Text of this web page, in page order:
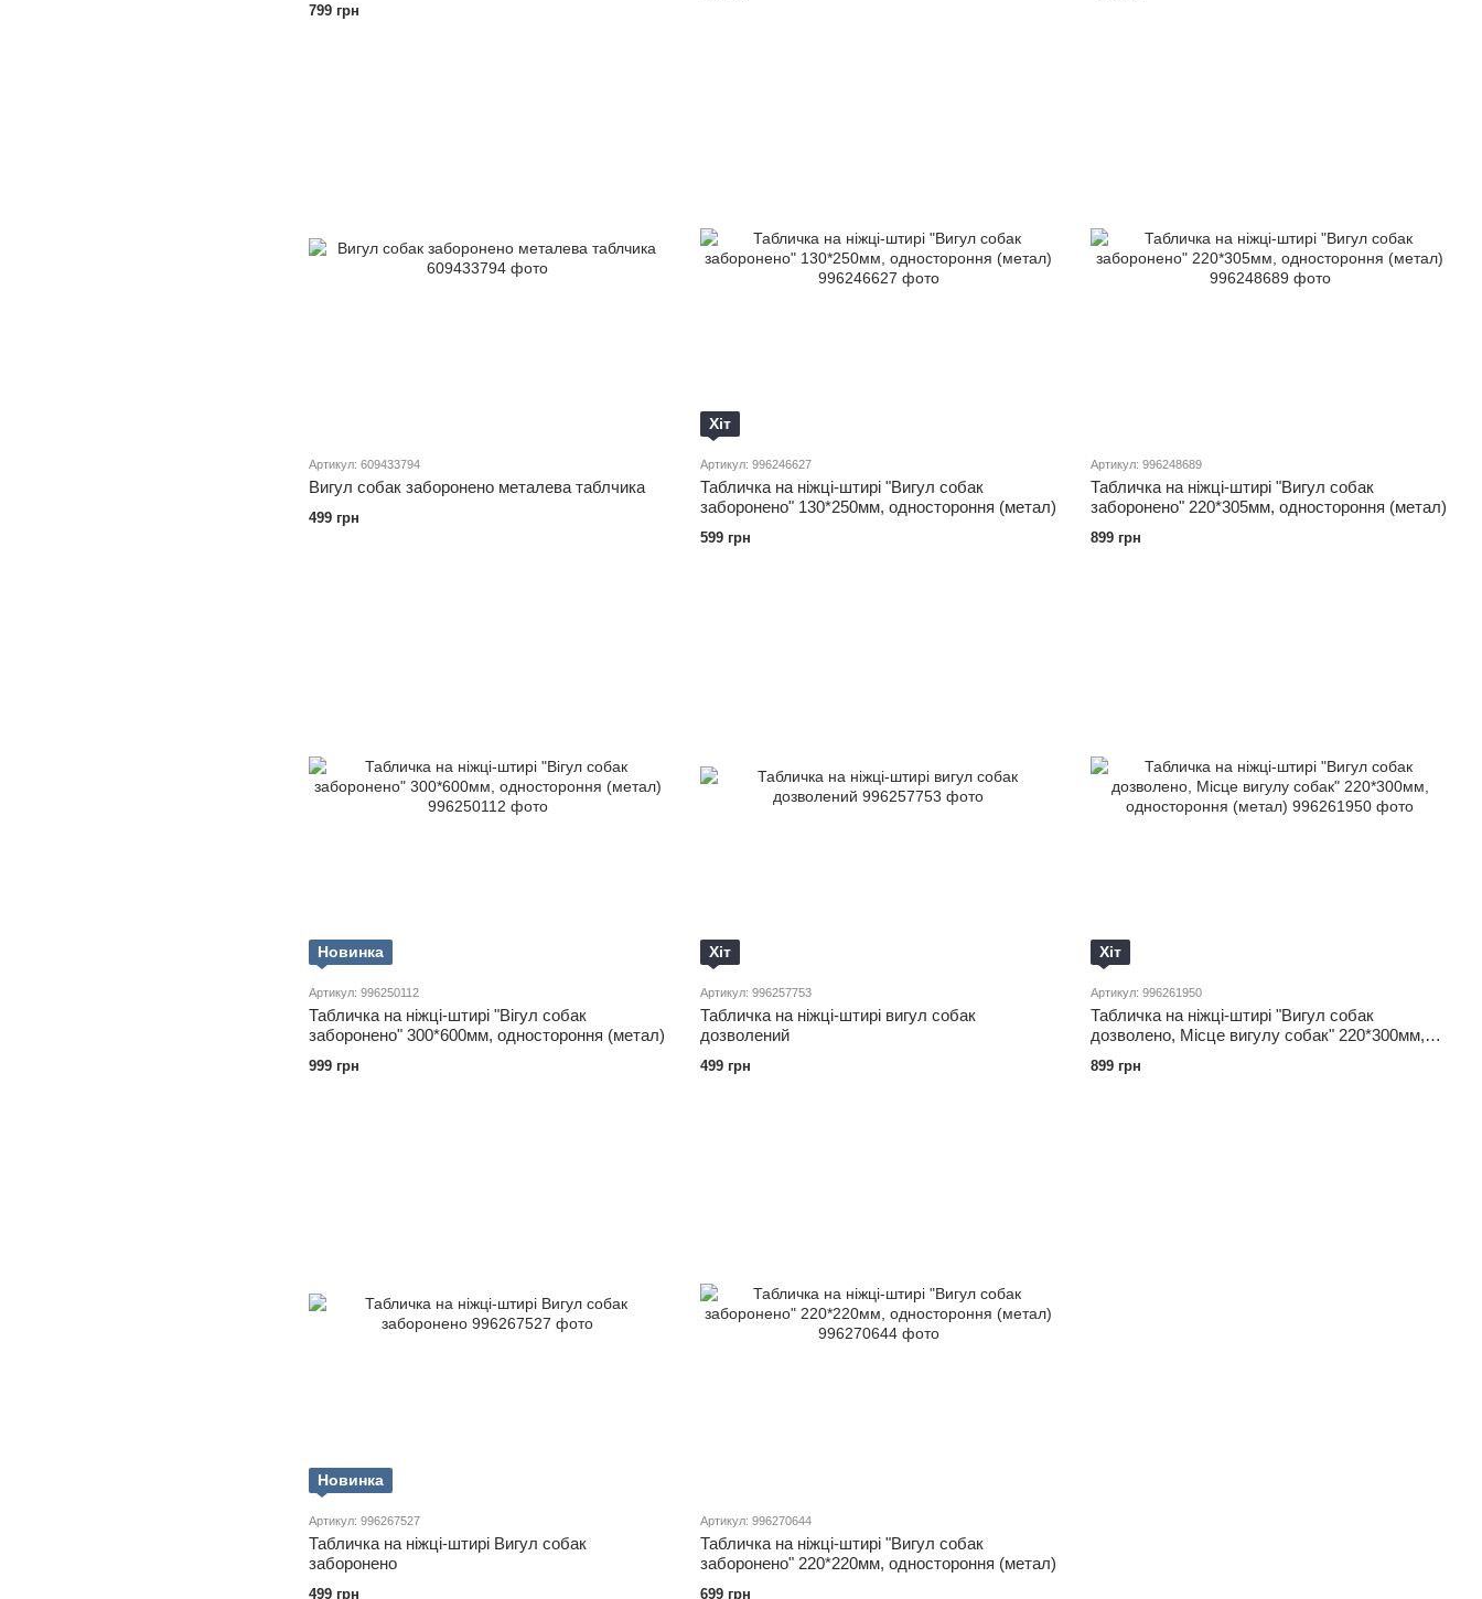
799 грн
Артикул: 609433794
Вигул собак заборонено металева таблчика
499 грн
Хіт
Артикул: 996246627
Табличка на ніжці-штирі "Вигул собак
заборонено" 130*250мм, одностороння (метал)
599 грн
Артикул: 996248689
Табличка на ніжці-штирі "Вигул собак
заборонено" 220*305мм, одностороння (метал)
899 грн
Новинка
Артикул: 996250112
Табличка на ніжці-штирі "Вігул собак
заборонено" 300*600мм, одностороння (метал)
999 грн
Хіт
Артикул: 996257753
Табличка на ніжці-штирі вигул собак
дозволений
499 грн
Хіт
Артикул: 996261950
Табличка на ніжці-штирі "Вигул собак
дозволено, Місце вигулу собак" 220*300мм,
899 грн
Новинка
Артикул: 996267527
Табличка на ніжці-штирі Вигул собак
заборонено
499 грн
Артикул: 996270644
Табличка на ніжці-штирі "Вигул собак
заборонено" 220*220мм, одностороння (метал)
699 грн